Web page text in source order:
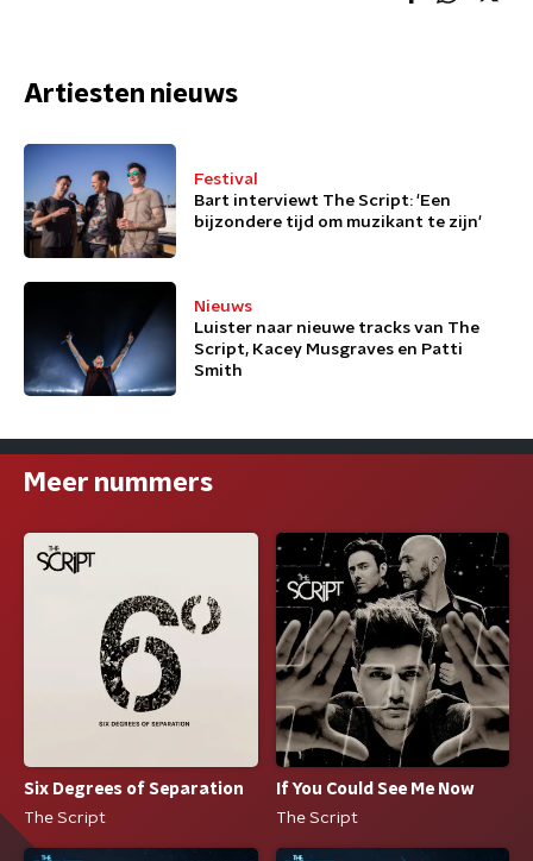
Artiesten nieuws
Festival
Bart interviewt The Script: 'Een
bijzondere tijd om muzikant te zijn'
Nieuws
Luister naar nieuwe tracks van The
Script, Kacey Musgraves en Patti
Smith
Meer nummers
Six Degrees of Separation
The Script
If You Could See Me Now
The Script